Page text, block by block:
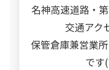
名神高速道路・
交通アク
保管倉庫兼営業
です